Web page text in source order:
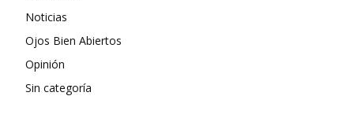
Noticias
Ojos Bien Abiertos
Opinión
Sin categoría